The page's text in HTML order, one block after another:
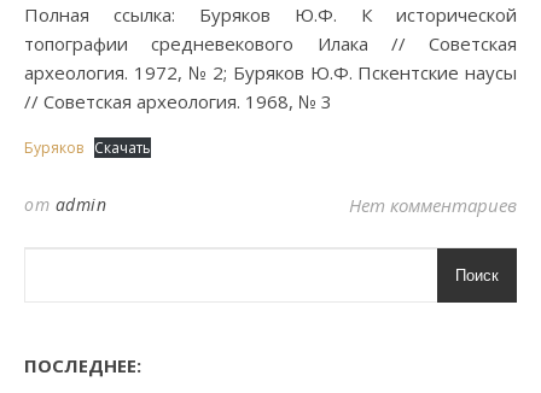
Полная ссылка: Буряков Ю.Ф. К исторической
топографии средневекового Илака // Советская
археология. 1972, № 2; Буряков Ю.Ф. Пскентские наусы
// Советская археология. 1968, № 3
Буряков Скачать
от admin Нет комментариев
Поиск
ПОСЛЕДНЕЕ: